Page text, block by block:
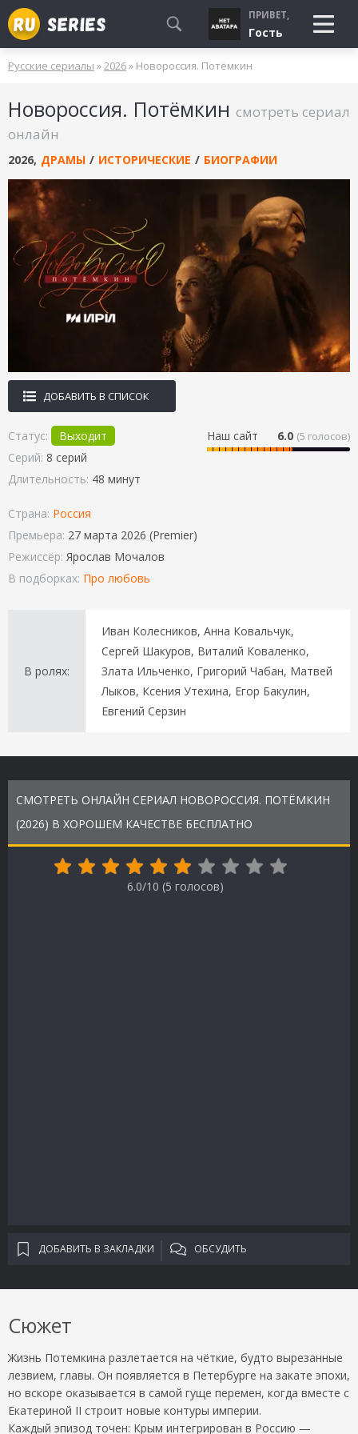
СМОТРЮ
БУДУ СМОТРЕТЬ
УЖЕ СМОТРЕЛ
ПРИВЕТ,
Гость
Русские сериалы »2026» Новороссия. Потёмкин
Новороссия. Потёмкин смотреть сериал
онлайн
2026, ДРАМЫ / ИСТОРИЧЕСКИЕ / БИОГРАФИИ
ДОБАВИТЬ В СПИСОК
Наш сайт 6.0 (5 голосов)
Статус:
Выходит
Серий: 8 серий
Длительность: 48 минут
Страна: Россия
Премьера: 27 марта 2026 (Premier)
Режиссёр: Ярослав Мочалов
В подборках: Про любовь
В ролях:
Иван Колесников, Анна Ковальчук,
Сергей Шакуров, Виталий Коваленко,
Злата Ильченко, Григорий Чабан, Матвей
Лыков, Ксения Утехина, Егор Бакулин,
Евгений Серзин
СМОТРЕТЬ ОНЛАЙН СЕРИАЛ НОВОРОССИЯ. ПОТЁМКИН
(2026) В ХОРОШЕМ КАЧЕСТВЕ БЕСПЛАТНО
6.0/10 (5 голосов)
ДОБАВИТЬ В ЗАКЛАДКИ ОБСУДИТЬ
Сюжет
Жизнь Потемкина разлетается на чёткие, будто вырезанные
лезвием, главы. Он появляется в Петербурге на закате эпохи,
но вскоре оказывается в самой гуще перемен, когда вместе с
Екатериной II строит новые контуры империи.
Каждый эпизод точен: Крым интегрирован в Россию —